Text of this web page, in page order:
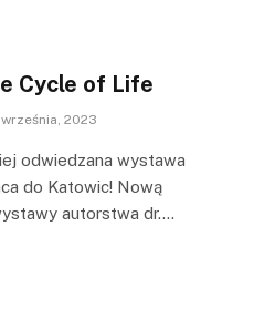
Cycle of Life
września, 2023
odwiedzana wystawa
do Katowic! Nową
autorstwa dr.…